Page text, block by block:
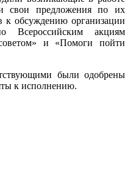
свои предложения по их
к обсуждению организации
Всероссийским акциям
и «Помоги пойти
были одобрены
к исполнению.